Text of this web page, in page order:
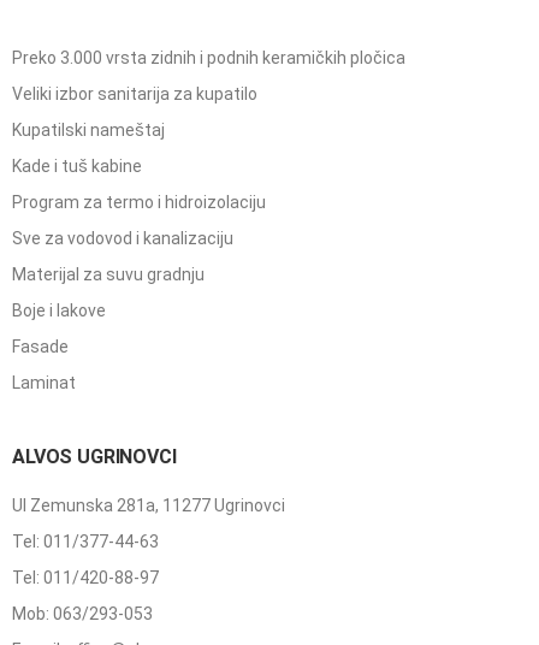
Preko 3.000 vrsta zidnih i podnih keramičkih pločica
Veliki izbor sanitarija za kupatilo
Kupatilski nameštaj
Kade i tuš kabine
Program za termo i hidroizolaciju
Sve za vodovod i kanalizaciju
Materijal za suvu gradnju
Boje i lakove
Fasade
Laminat
ALVOS UGRINOVCI
Ul Zemunska 281a, 11277 Ugrinovci
Tel: 011/377-44-63
Tel: 011/420-88-97
Mob: 063/293-053